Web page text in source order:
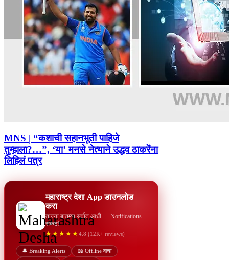
MNS | “कशाची सहानभूती पाहिजे
तुम्हाला?…”, ‘या’ मनसे नेत्याने उद्धव ठाकरेंना
लिहिलं पत्र
महाराष्ट्र देशा App डाउनलोड
करा
ताज्या बातम्या सर्वात आधी — Notifications
सकट!
★★★★★4.8 (12K+ reviews)
🔔 Breaking Alerts 📖 Offline वाचा